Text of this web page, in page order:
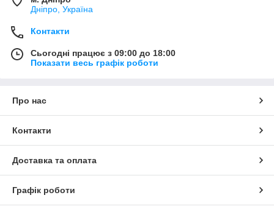
Дніпро, Україна
Контакти
Сьогодні працює з 09:00 до 18:00
Показати весь графік роботи
Про нас
Контакти
Доставка та оплата
Графік роботи